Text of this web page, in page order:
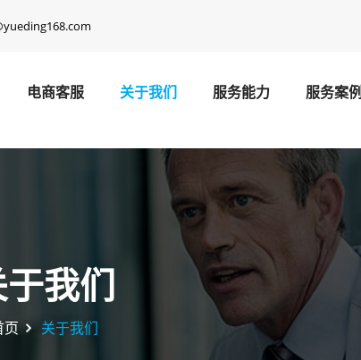
电商客服 关于我们 服务能力 服务案例
我们
页 关于我们